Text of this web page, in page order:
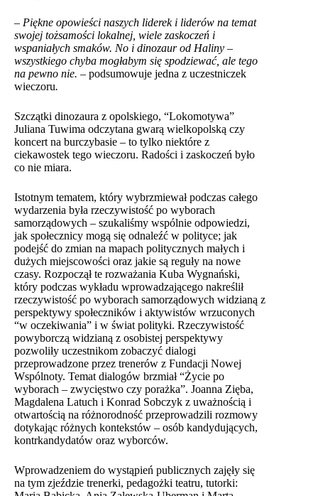
– Piękne opowieści naszych liderek i liderów na temat
swojej tożsamości lokalnej, wiele zaskoczeń i
wspaniałych smaków. No i dinozaur od Haliny –
wszystkiego chyba mogłabym się spodziewać, ale tego
na pewno nie. – podsumowuje jedna z uczestniczek
wieczoru.
Szczątki dinozaura z opolskiego, “Lokomotywa”
Juliana Tuwima odczytana gwarą wielkopolską czy
koncert na burczybasie – to tylko niektóre z
ciekawostek tego wieczoru. Radości i zaskoczeń było
co nie miara.
Istotnym tematem, który wybrzmiewał podczas całego
wydarzenia była rzeczywistość po wyborach
samorządowych – szukaliśmy wspólnie odpowiedzi,
jak społecznicy mogą się odnaleźć w polityce; jak
podejść do zmian na mapach politycznych małych i
dużych miejscowości oraz jakie są reguły na nowe
czasy. Rozpoczął te rozważania Kuba Wygnański,
który podczas wykładu wprowadzającego nakreślił
rzeczywistość po wyborach samorządowych widzianą z
perspektywy społeczników i aktywistów wrzuconych
“w oczekiwania” i w świat polityki. Rzeczywistość
powyborczą widzianą z osobistej perspektywy
pozwoliły uczestnikom zobaczyć dialogi
przeprowadzone przez trenerów z Fundacji Nowej
Wspólnoty. Temat dialogów brzmiał “Życie po
wyborach – zwycięstwo czy porażka”. Joanna Zięba,
Magdalena Latuch i Konrad Sobczyk z uważnością i
otwartością na różnorodność przeprowadzili rozmowy
dotykając różnych kontekstów – osób kandydujących,
kontrkandydatów oraz wyborców.
Wprowadzeniem do wystąpień publicznych zajęły się
na tym zjeździe trenerki, pedagożki teatru, tutorki: